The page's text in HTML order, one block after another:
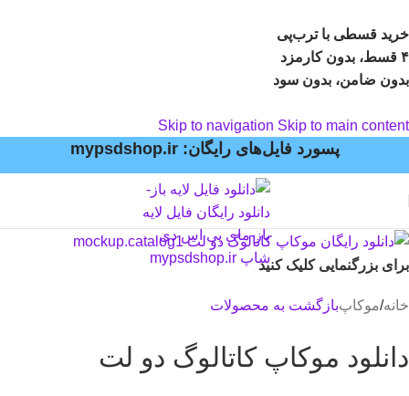
خرید قسطی با ترب‌پی
۴ قسط، بدون کارمزد
بدون ضامن، بدون سود
Skip to navigation Skip to main content
پسورد فایل‌های رایگان: mypsdshop.ir
برای بزرگنمایی کلیک کنید
خانه/موکاپبازگشت به محصولات
دانلود موکاپ کاتالوگ دو لت